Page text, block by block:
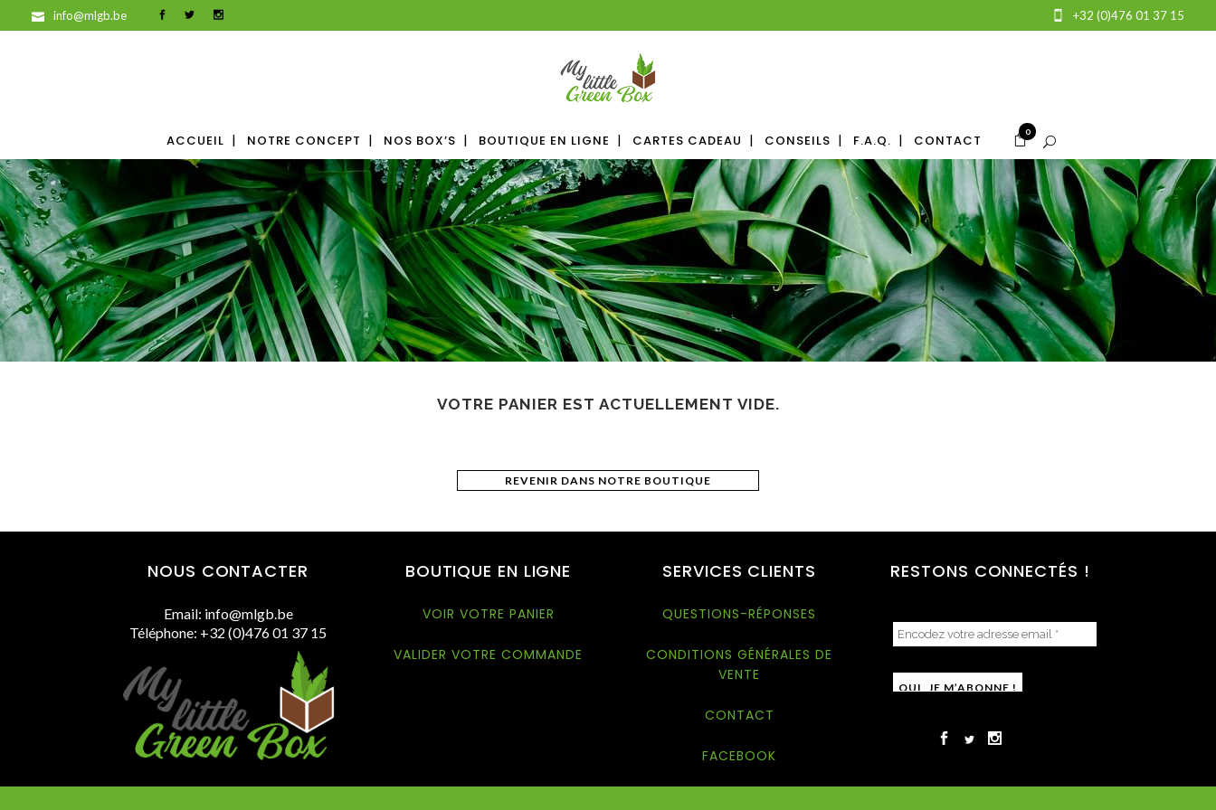
info@mlgb.be +32 (0)476 01 37 15
ACCUEIL NOTRE CONCEPT NOS BOX’S BOUTIQUE EN LIGNE CARTES CADEAU CONSEILS F.A.Q. CONTACT
0
VOTRE PANIER EST ACTUELLEMENT VIDE.
REVENIR DANS NOTRE BOUTIQUE
NOUS CONTACTER
Email: info@mlgb.be
Téléphone: +32 (0)476 01 37 15
BOUTIQUE EN LIGNE
VOIR VOTRE PANIER
VALIDER VOTRE COMMANDE
SERVICES CLIENTS
QUESTIONS-RÉPONSES
CONDITIONS GÉNÉRALES DE
VENTE
CONTACT
FACEBOOK
RESTONS CONNECTÉS !